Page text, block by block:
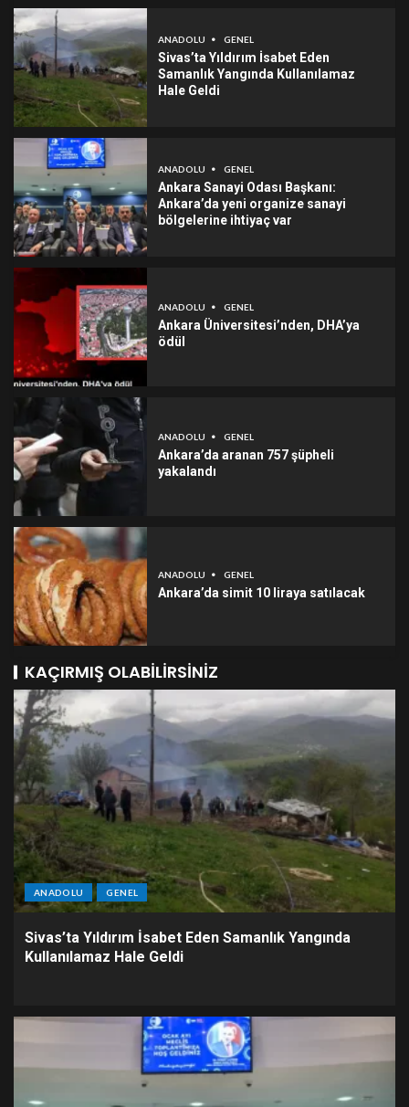
ANADOLU GENEL
Sivas’ta Yıldırım İsabet Eden
Samanlık Yangında Kullanılamaz
Hale Geldi
ANADOLU GENEL
Ankara Sanayi Odası Başkanı:
Ankara’da yeni organize sanayi
bölgelerine ihtiyaç var
ANADOLU GENEL
Ankara Üniversitesi’nden, DHA’ya
ödül
ANADOLU GENEL
Ankara’da aranan 757 şüpheli
yakalandı
ANADOLU GENEL
Ankara’da simit 10 liraya satılacak
KAÇIRMIŞ OLABILIRSINIZ
ANADOLU GENEL
Sivas’ta Yıldırım İsabet Eden Samanlık Yangında
Kullanılamaz Hale Geldi